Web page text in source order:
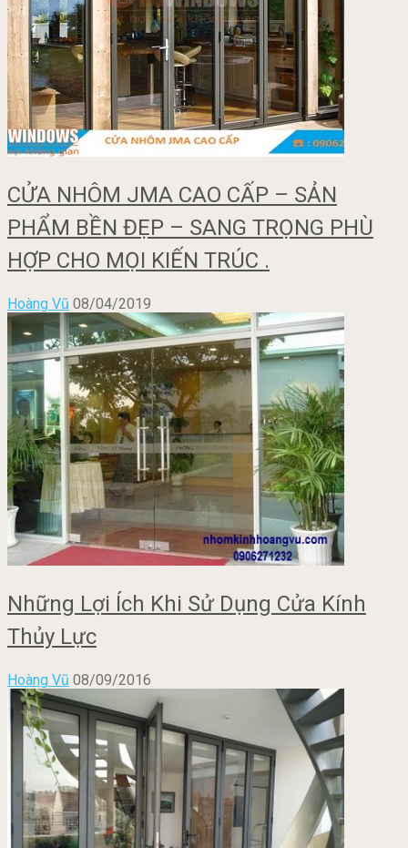
CỬA NHÔM JMA CAO CẤP – SẢN
PHẨM BỀN ĐẸP – SANG TRỌNG PHÙ
HỢP CHO MỌI KIẾN TRÚC .
Hoàng Vũ 08/04/2019
Những Lợi Ích Khi Sử Dụng Cửa Kính
Thủy Lực
Hoàng Vũ 08/09/2016